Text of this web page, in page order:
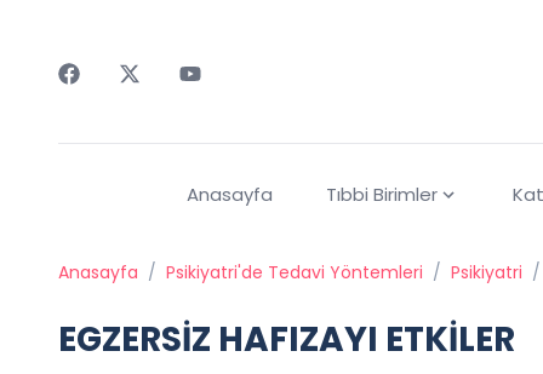
Anasayfa Tıbbi Birimler
Anasayfa / Psikiyatri'de Tedavi Yöntemleri / Psikiyatri /
EGZERSİZ HAFIZAYI ETKİLER